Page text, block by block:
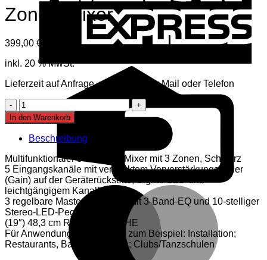
Zonen-Mixer
399,00 €
inkl. 20 % MwSt.
Lieferzeit auf Anfrage, mehr Infos per Mail oder Telefon
OMNITRONIC
EM-
650B
MK2
Mixer
Menge
In den Warenkorb
Beschreibung
Multifunktionaler 5+2-Kanal-Mixer mit 3 Zonen, Schwarz
5 Eingangskanäle mit versenktem Vorverstärkungsregler
(Gain) auf der Geräterückseite, Signal-LED und
leichtgängigem Kanalfader
3 regelbare Masterausgänge mit 3-Band-EQ und 10-stelliger
Stereo-LED-Pegelanzeige
(19″) 48,3 cm Rackeinbau 2 HE
Für Anwendungsgebiete wie zum Beispiel: Installation;
Restaurants, Bars und Hotels; Clubs/Tanzschulen